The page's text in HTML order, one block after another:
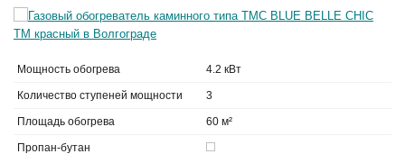
Мощность обогрева 4.2 кВт
Количество ступеней мощности 3
Площадь обогрева 60 м²
Пропан-бутан